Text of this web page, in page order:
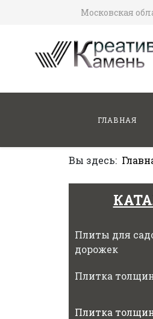
Московская
ГЛАВНАЯ
Вы здесь:
Плиты для
дорожек
Плитка
Плитка